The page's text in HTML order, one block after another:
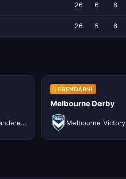
26 6 8
26 5 6
Western Sydney Wanderers
LEGENDÁRNÍ
Melbourne Derby
Melbourne Victory